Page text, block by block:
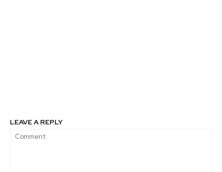
LEAVE A REPLY